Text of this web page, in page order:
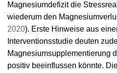
Magnesiumdefizit die
wiederum den
2020). Erste Hinweise aus
Interventionsstudie deuten
Magnesiumsupplementierung
positiv beeinflussen könnte.